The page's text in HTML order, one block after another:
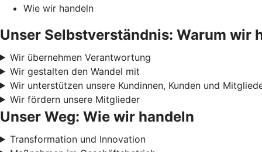
Wie wir handeln
Unser Selbstverständnis: Warum wir
Wir übernehmen Verantwortung
Wir gestalten den Wandel mit
Wir unterstützen unsere Kundinnen, Kunden und
Wir fördern unsere Mitglieder
Unser Weg: Wie wir handeln
Transformation und Innovation